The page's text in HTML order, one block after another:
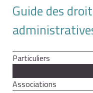
Guide des
Particuliers
Associations